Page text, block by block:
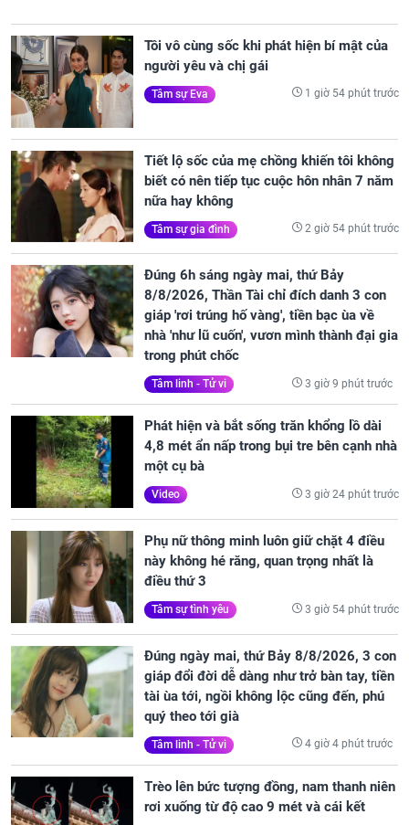
Tôi vô cùng sốc khi phát hiện bí mật của
người yêu và chị gái
Tâm sự Eva 1 giờ 54 phút trước
Tiết lộ sốc của mẹ chồng khiến tôi không
biết có nên tiếp tục cuộc hôn nhân 7 năm
nữa hay không
Tâm sự gia đình 2 giờ 54 phút trước
Đúng 6h sáng ngày mai, thứ Bảy
8/8/2026, Thần Tài chỉ đích danh 3 con
giáp 'rơi trúng hố vàng', tiền bạc ùa về
nhà 'như lũ cuốn', vươn mình thành đại gia
trong phút chốc
Tâm linh - Tử vi 3 giờ 9 phút trước
Phát hiện và bắt sống trăn khổng lồ dài
4,8 mét ẩn nấp trong bụi tre bên cạnh nhà
một cụ bà
Video 3 giờ 24 phút trước
Phụ nữ thông minh luôn giữ chặt 4 điều
này không hé răng, quan trọng nhất là
điều thứ 3
Tâm sự tình yêu 3 giờ 54 phút trước
Đúng ngày mai, thứ Bảy 8/8/2026, 3 con
giáp đổi đời dễ dàng như trở bàn tay, tiền
tài ùa tới, ngồi không lộc cũng đến, phú
quý theo tới già
Tâm linh - Tử vi 4 giờ 4 phút trước
Trèo lên bức tượng đồng, nam thanh niên
rơi xuống từ độ cao 9 mét và cái kết